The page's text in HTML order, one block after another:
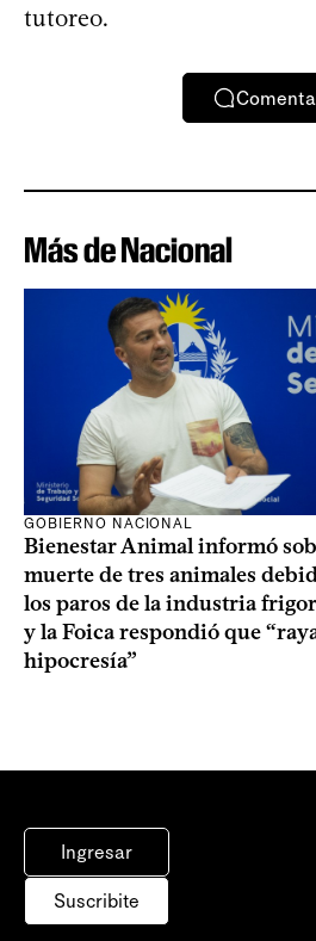
tutoreo.
Más de Nacional
GOBIERNO NACIONAL
Bienestar Animal informó
muerte de tres animales
los paros de la industria
y la Foica respondió que
hipocresía”
Ingresar
Suscribite